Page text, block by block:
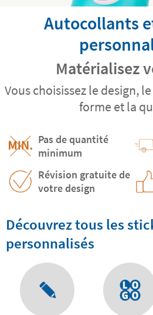
Autocollants
Matérialisez
Vous choisissez le design,
forme et la
Pas de quantité
minimum
Révision gratuite de
votre design
Découvrez tous les
personnalisés